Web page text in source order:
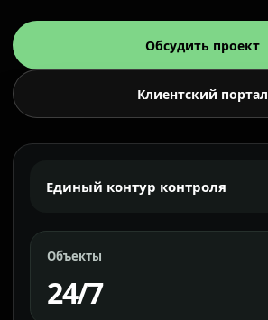
Обсудить проект
Клиентский портал
Единый контур контроля
Объекты
24/7